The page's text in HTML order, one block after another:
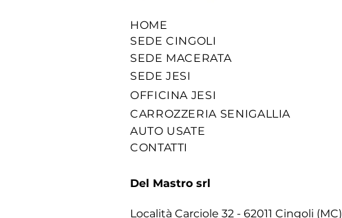
HOME
SEDE CINGOLI
SEDE MACERATA
SEDE JESI
OFFICINA JESI
CARROZZERIA SENIGALLIA
AUTO USATE
CONTATTI
Del Mastro srl
Località Carciole 32 - 62011 Cingoli (MC)